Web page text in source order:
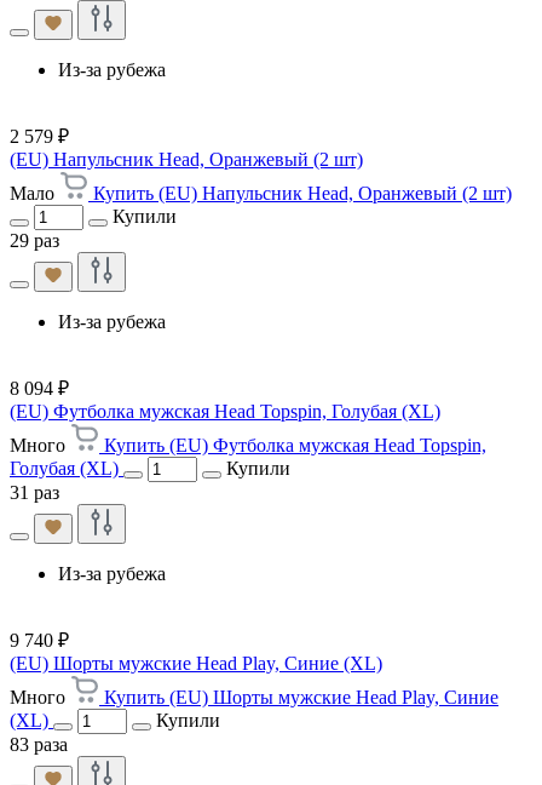
Из-за рубежа
2 579 ₽
(EU) Напульсник Head, Оранжевый (2 шт)
Мало
Купить (EU) Напульсник Head, Оранжевый (2 шт)
Купили
29 раз
Из-за рубежа
8 094 ₽
(EU) Футболка мужская Head Topspin, Голубая (XL)
Много
Купить (EU) Футболка мужская Head Topspin,
Голубая (XL)
Купили
31 раз
Из-за рубежа
9 740 ₽
(EU) Шорты мужские Head Play, Синие (XL)
Много
Купить (EU) Шорты мужские Head Play, Синие
(XL)
Купили
83 раза